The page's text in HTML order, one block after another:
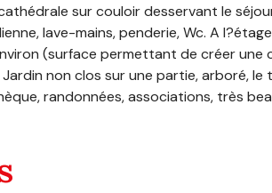
sur couloir desservant le
lave-mains, penderie, Wc. A
(surface permettant de créer
non clos sur une partie, arboré,
randonnées, associations, très